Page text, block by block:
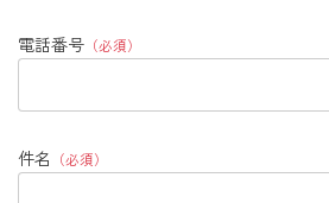
電話番号 （必須）
件名 （必須）